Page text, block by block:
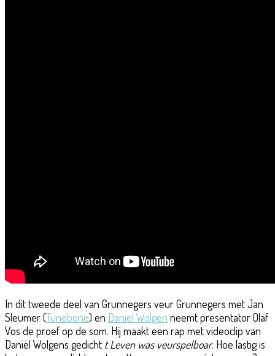
In dit tweede deel van Grunnegers veur Grunnegers met Jan
Sleumer (Tunebone) en Daniël Wolgen neemt presentator Olaf
Vos de proef op de som. Hij maakt een rap met videoclip van
Daniël Wolgens gedicht t Leven was veurspelboar. Hoe lastig is